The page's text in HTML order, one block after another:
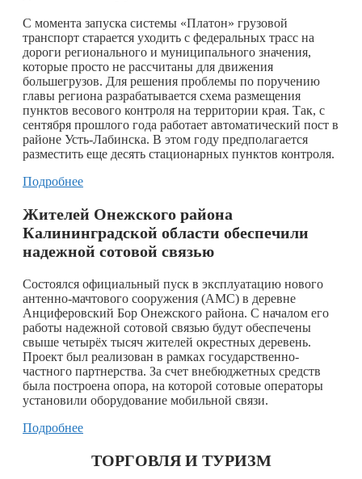
С момента запуска системы «Платон» грузовой
транспорт старается уходить с федеральных трасс на
дороги регионального и муниципального значения,
которые просто не рассчитаны для движения
большегрузов. Для решения проблемы по поручению
главы региона разрабатывается схема размещения
пунктов весового контроля на территории края. Так, с
сентября прошлого года работает автоматический пост в
районе Усть-Лабинска. В этом году предполагается
разместить еще десять стационарных пунктов контроля.
Подробнее
Жителей Онежского района
Калининградской области обеспечили
надежной сотовой связью
Состоялся официальный пуск в эксплуатацию нового
антенно-мачтового сооружения (АМС) в деревне
Анциферовский Бор Онежского района. С началом его
работы надежной сотовой связью будут обеспечены
свыше четырёх тысяч жителей окрестных деревень.
Проект был реализован в рамках государственно-
частного партнерства. За счет внебюджетных средств
была построена опора, на которой сотовые операторы
установили оборудование мобильной связи.
Подробнее
ТОРГОВЛЯ И ТУРИЗМ